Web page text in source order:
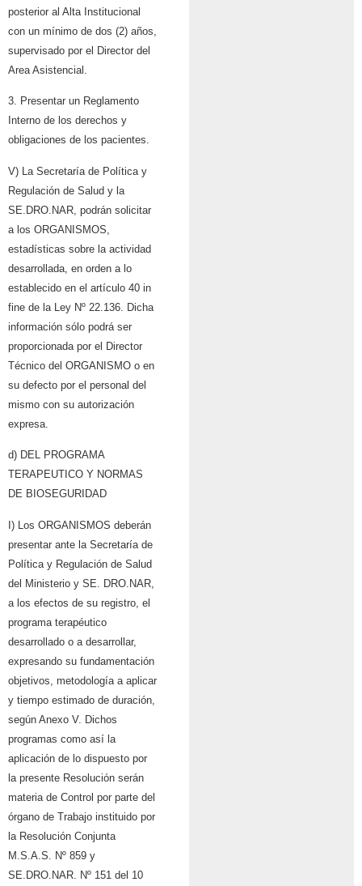
posterior al Alta Institucional
con un mínimo de dos (2) años,
supervisado por el Director del
Area Asistencial.
3. Presentar un Reglamento
Interno de los derechos y
obligaciones de los pacientes.
V) La Secretaría de Política y
Regulación de Salud y la
SE.DRO.NAR, podrán solicitar
a los ORGANISMOS,
estadísticas sobre la actividad
desarrollada, en orden a lo
establecido en el artículo 40 in
fine de la Ley Nº 22.136. Dicha
información sólo podrá ser
proporcionada por el Director
Técnico del ORGANISMO o en
su defecto por el personal del
mismo con su autorización
expresa.
d) DEL PROGRAMA
TERAPEUTICO Y NORMAS
DE BIOSEGURIDAD
I) Los ORGANISMOS deberán
presentar ante la Secretaría de
Política y Regulación de Salud
del Ministerio y SE. DRO.NAR,
a los efectos de su registro, el
programa terapéutico
desarrollado o a desarrollar,
expresando su fundamentación
objetivos, metodología a aplicar
y tiempo estimado de duración,
según Anexo V. Dichos
programas como así la
aplicación de lo dispuesto por
la presente Resolución serán
materia de Control por parte del
órgano de Trabajo instituido por
la Resolución Conjunta
M.S.A.S. Nº 859 y
SE.DRO.NAR. Nº 151 del 10